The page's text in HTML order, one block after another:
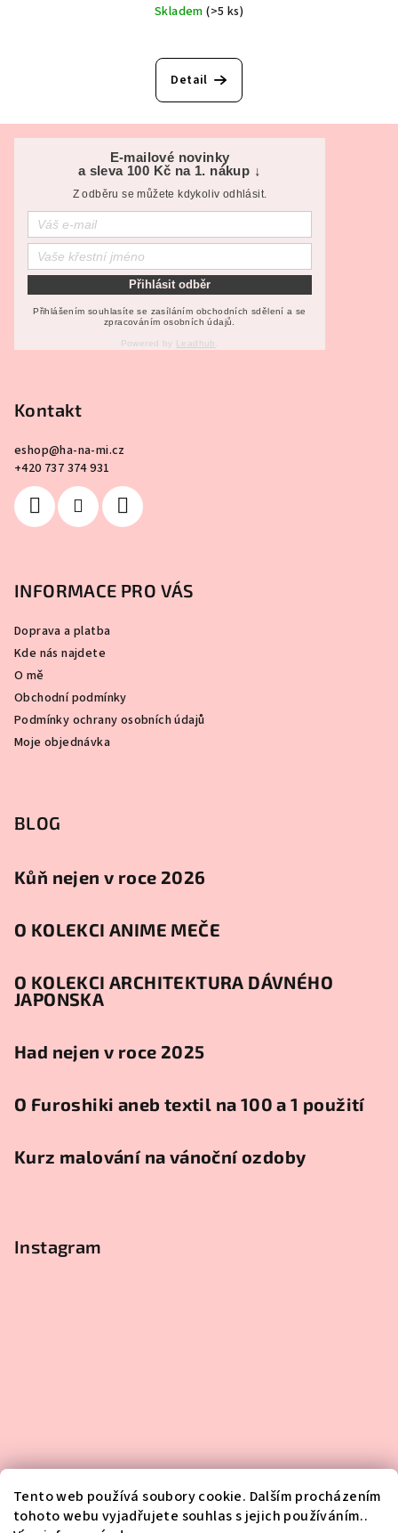
Tento web používá soubory cookie. Dalším procházením
tohoto webu vyjadřujete souhlas s jejich používáním..
Skladem(>5 ks)
Detail
E-mailové novinky
a sleva 100 Kč na 1. nákup ↓
Z odběru se můžete kdykoliv odhlásit.
Přihlásit odběr
Přihlášením souhlasíte se zasíláním obchodních sdělení a se
zpracováním osobních údajů.
Powered by Leadhub
Kontakt
eshop@ha-na-mi.cz
+420 737 374 931
INFORMACE PRO VÁS
Doprava a platba
Kde nás najdete
O mě
Obchodní podmínky
Podmínky ochrany osobních údajů
Moje objednávka
BLOG
Kůň nejen v roce 2026
O KOLEKCI ANIME MEČE
O KOLEKCI ARCHITEKTURA DÁVNÉHO
JAPONSKA
Had nejen v roce 2025
O Furoshiki aneb textil na 100 a 1 použití
Kurz malování na vánoční ozdoby
Instagram